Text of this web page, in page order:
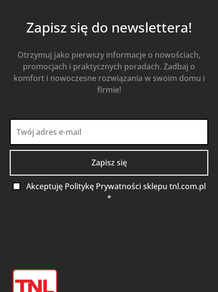
Zapisz się do newslettera!
Otrzymuj jako pierwszy informacje o nowościach,
promocjach i praktycznych poradach. Zadbaj o
komfort i nowoczesne rozwiązania w swoim domu i
firmie!
Akceptuję Politykę Prywatności sklepu tnl.com.pl
*